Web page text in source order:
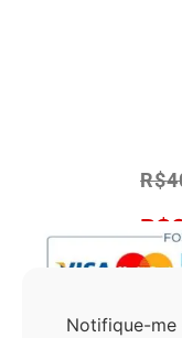
R$
R$
Notifique-